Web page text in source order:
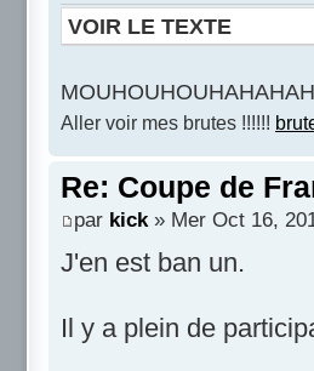
VOIR LE TEXTE
Aller voir mes brutes !!!!!!
Re: Coupe de
par kick» Mer Oct 16,
J'en est ban un.
Il y a plein de